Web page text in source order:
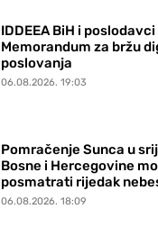
IDDEEA BiH i
Memorandum za bržu
poslovanja
06.08.2026. 19:03
Pomračenje Sunca u
Bosne i Hercegovine
posmatrati rijedak
06.08.2026. 18:09